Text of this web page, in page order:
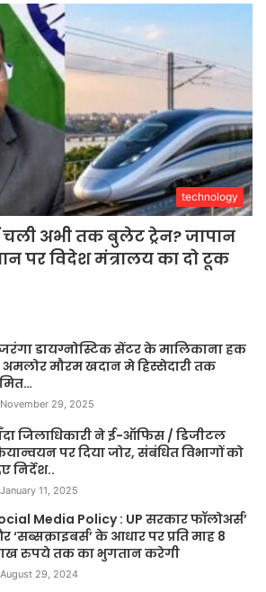
technology
चली अभी तक बुलेट ट्रेन? जापान
पर विदेश मंत्रालय का दो टूक
डायग्नोस्टिक सेंटर के मालिकाना हक
मौरम खदान मे हिस्सेदारी तक
November 29, 2025
जिलाधिकारी ने ई-ऑफिस / डिजीटल
पर दिया जोर, संबंधित विभागों को
निर्देश..
January 11, 2025
Media Policy : UP सरकार फॉलोअर्स’
‘सब्सक्राइबर्स’ के आधार पर प्रति माह 8
रुपये तक का भुगतान करेगी
August 29, 2024